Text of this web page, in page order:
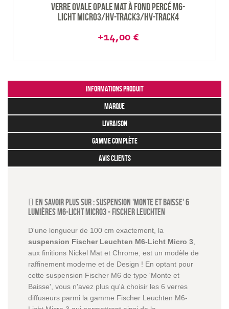
Verre ovale opale mat à fond percé M6-
Licht Micro3/HV-Track3/HV-track4
+14,00 €
Informations produit
marque
livraison
gamme complète
avis clients
En savoir plus sur :Suspension 'Monte et Baisse' 6
lumières M6-Licht Micro3-Fischer Leuchten
D'une longueur de 100 cm exactement, la
suspension Fischer Leuchten M6-Licht Micro 3
aux finitions Nickel Mat et Chrome, est un modèle de
raffinement moderne et de Design ! En optant pour
cette suspension Fischer M6 de type 'Monte et
Baisse', vous n'avez plus qu'à choisir les 6 verres
diffuseurs parmi la gamme Fischer Leuchten M6-